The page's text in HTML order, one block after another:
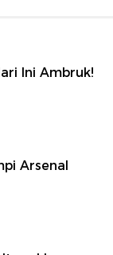
Ini Ambruk!
Arsenal